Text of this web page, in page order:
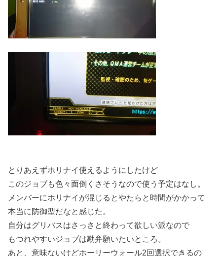
とりあえずホリナイ使えるようにしたけど
このジョブも色々面倒くさそうなので使う予定はなし。
メンバーにホリナイが混じるとやたらと時間がかかって
本当に防御型だなと感じた。
自分はグリバスはさっさと終わって欲しい派なので
もつれやすいジョブは勘弁願いたいところ。
あと、意味ないけどホーリーウォール2回選択できるの